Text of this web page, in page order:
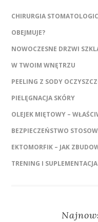
CHIRURGIA
OBEJMUJE?
NOWOCZESNE DRZWI
W TWOIM WNĘTRZU
PEELING Z SODY
PIELĘGNACJA SKÓRY
OLEJEK MIĘTOWY –
BEZPIECZEŃSTWO
EKTOMORFIK – JAK
TRENING I SUPLEMENTACJA